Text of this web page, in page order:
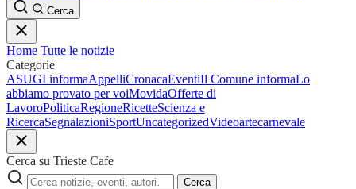
Cerca
Home Tutte le notizie
Categorie
ASUGI informaAppelliCronacaEventiIl Comune informaLo
abbiamo provato per voiMovidaOfferte di
LavoroPoliticaRegioneRicetteScienza e
RicercaSegnalazioniSportUncategorizedVideoartecarnevale
Cerca su Trieste Cafe
Cerca